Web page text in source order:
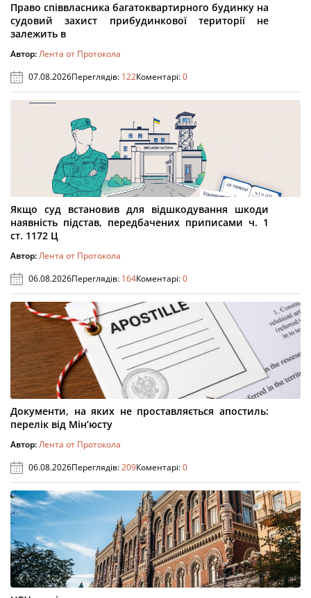
Право співвласника багатоквартирного будинку на
судовий захист прибудинкової території не
залежить в
Автор:Лента от Протокола
07.08.2026Переглядів: 122Коментарі:0
Якщо суд встановив для відшкодування шкоди
наявність підстав, передбачених приписами ч. 1
ст. 1172 Ц
Автор:Лента от Протокола
06.08.2026Переглядів: 164Коментарі:0
Документи, на яких не проставляється апостиль:
перелік від Мін’юсту
Автор:Лента от Протокола
06.08.2026Переглядів:209Коментарі:0